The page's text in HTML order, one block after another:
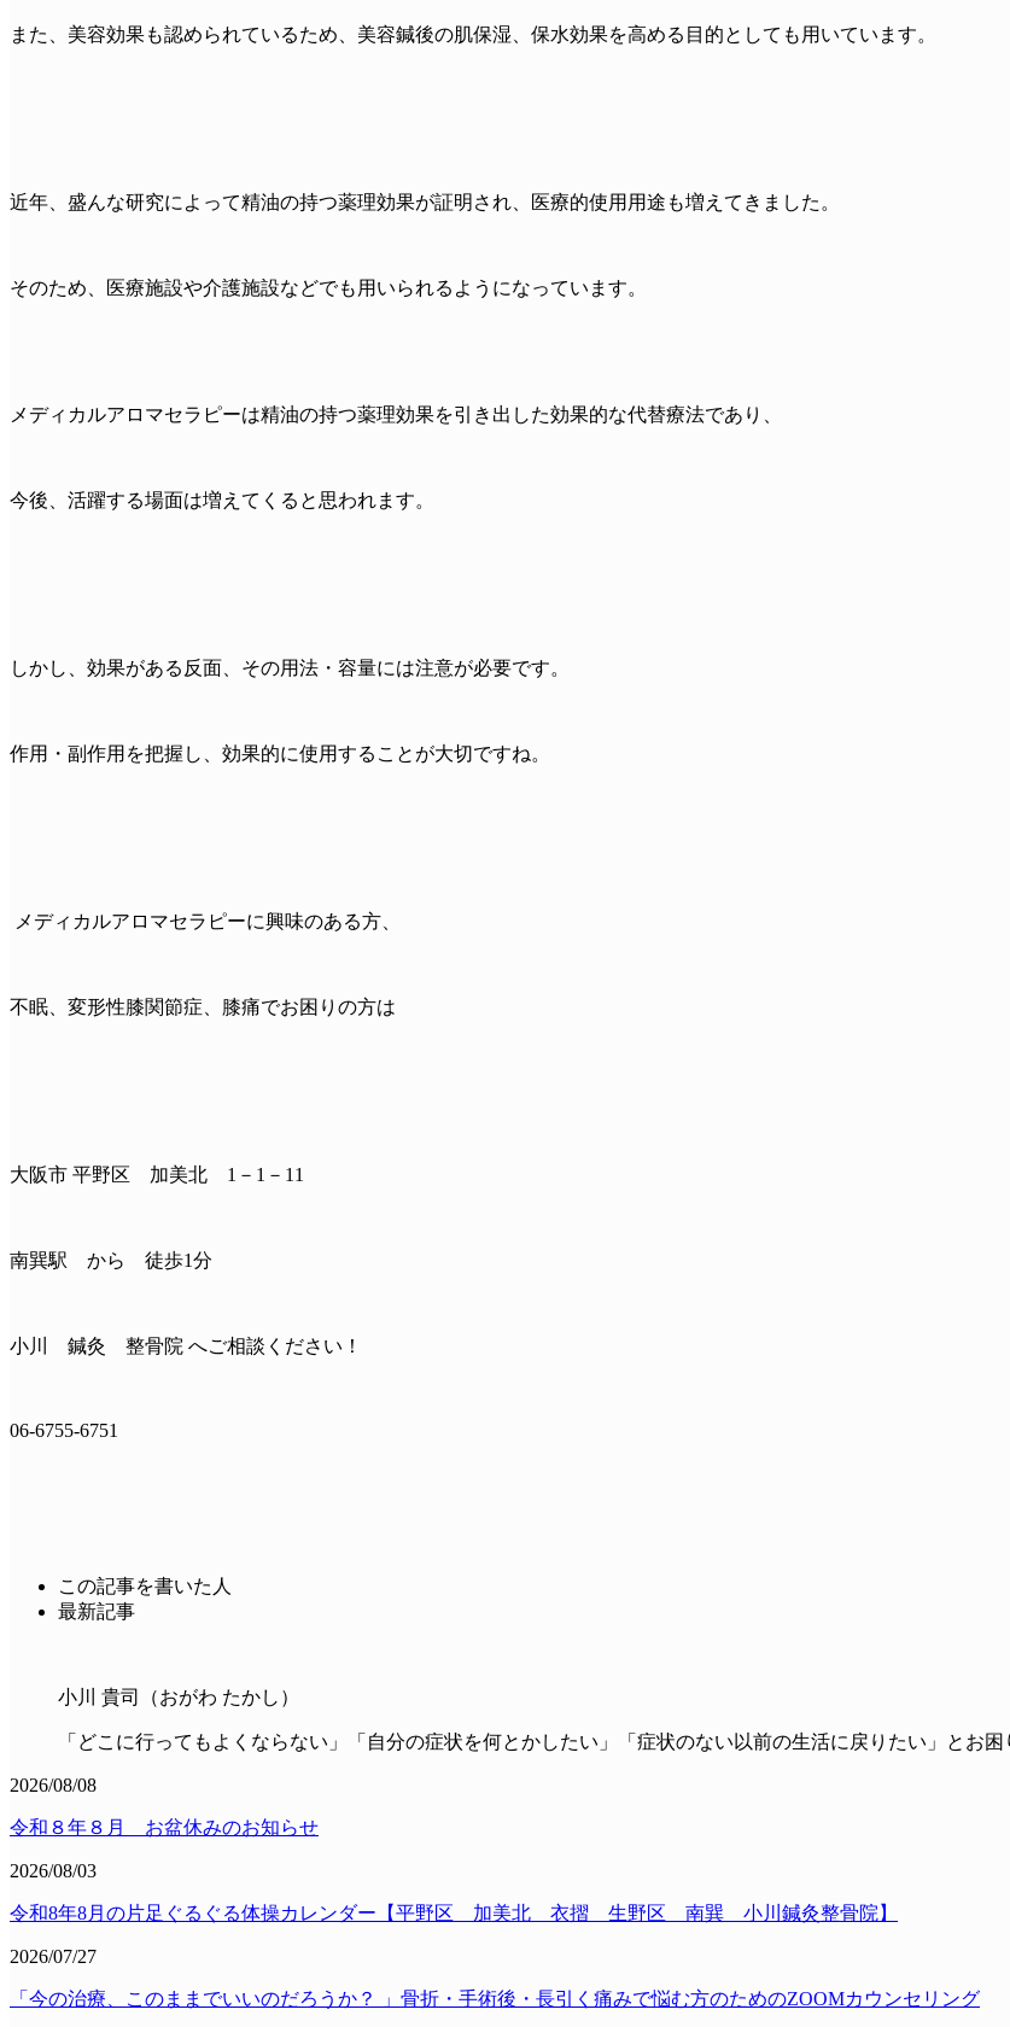
また、美容効果も認められているため、美容鍼後の肌保湿、保水効果を高める目的としても用いています。
近年、盛んな研究によって精油の持つ薬理効果が証明され、医療的使用用途も増えてきました。
そのため、医療施設や介護施設などでも用いられるようになっています。
メディカルアロマセラピーは精油の持つ薬理効果を引き出した効果的な代替療法であり、
今後、活躍する場面は増えてくると思われます。
しかし、効果がある反面、その用法・容量には注意が必要です。
作用・副作用を把握し、効果的に使用することが大切ですね。
メディカルアロマセラピーに興味のある方、
不眠、変形性膝関節症、膝痛でお困りの方は
大阪市 平野区 加美北 1－1－11
南巽駅 から 徒歩1分
小川 鍼灸 整骨院 へご相談ください！
06-6755-6751
この記事を書いた人
最新記事
小川 貴司（おがわ たかし）
「どこに行ってもよくならない」「自分の症状を何とかしたい」「症状のない以前の生活に戻りたい」とお
2026/08/08
令和８年８月 お盆休みのお知らせ
2026/08/03
令和8年8月の片足ぐるぐる体操カレンダー【平野区 加美北 衣摺 生野区 南巽 小川鍼灸整骨院】
2026/07/27
「今の治療、このままでいいのだろうか？ 」骨折・手術後・長引く痛みで悩む方のためのZOOMカウンセリング